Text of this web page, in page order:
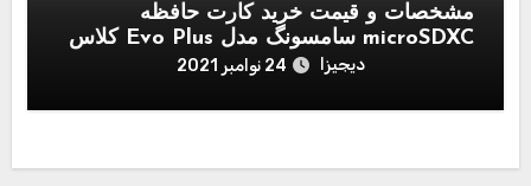
مشخصات و قیمت خرید کارت حافظه
microSDXC سامسونگ مدل Evo Plus کلاس
دیجیزا 24 نوامبر 2021